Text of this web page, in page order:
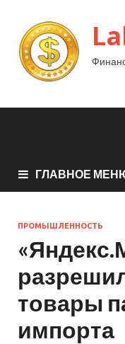
ГЛАВНОЕ
ПРОМЫШЛЕННОСТЬ
товары
импорта